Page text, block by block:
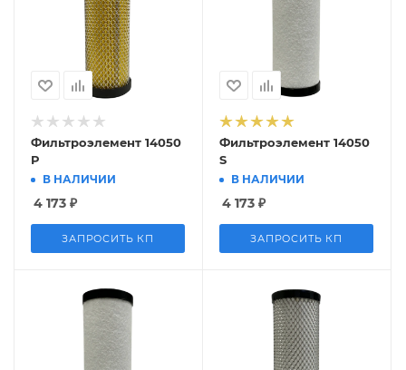
Фильтроэлемент 14050
P
В НАЛИЧИИ
4 173 ₽
ЗАПРОСИТЬ КП
Фильтроэлемент 14050
S
В НАЛИЧИИ
4 173 ₽
ЗАПРОСИТЬ КП